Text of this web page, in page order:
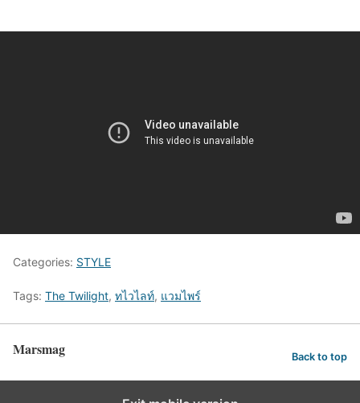
Categories: STYLE
Tags: The Twilight, ทไวไลท์, แวมไพร์
Marsmag Back to top